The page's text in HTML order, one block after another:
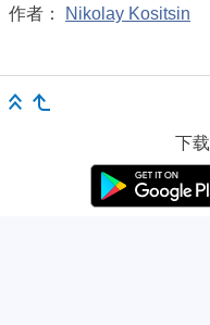
作者： Nikolay Kositsin
下载